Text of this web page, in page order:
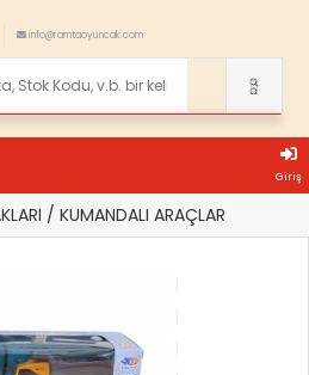
info@ramtaoyuncak.com
Giriş
/ KUMANDALI ARAÇLAR